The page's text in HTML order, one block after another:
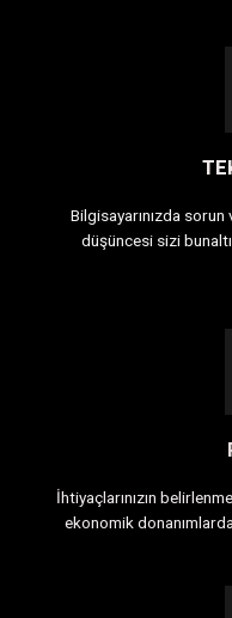
Bilgisayarınızda
düşüncesi sizi
İhtiyaçlarınızın
ekonomik